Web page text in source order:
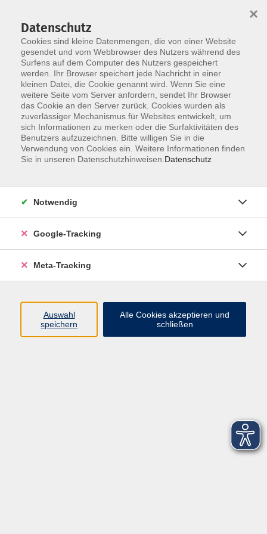
Skip to main content
Der Kurs konnte nicht gefunden werden.
Über uns
Datenschutz
Cookies sind kleine Datenmengen, die von einer Website
gesendet und vom Webbrowser des Nutzers während des
Surfens auf dem Computer des Nutzers gespeichert
werden. Ihr Browser speichert jede Nachricht in einer
kleinen Datei, die Cookie genannt wird. Wenn Sie eine
weitere Seite vom Server anfordern, sendet Ihr Browser
das Cookie an den Server zurück. Cookies wurden als
zuverlässiger Mechanismus für Websites entwickelt, um
sich Informationen zu merken oder die Surfaktivitäten des
Benutzers aufzuzeichnen. Bitte willigen Sie in die
Verwendung von Cookies ein. Weitere Informationen finden
Sie in unseren Datenschutzhinweisen. Datenschutz
×
Notwendig
Google-Tracking
Meta-Tracking
Auswahl
speichern
Alle Cookies akzeptieren und
schließen